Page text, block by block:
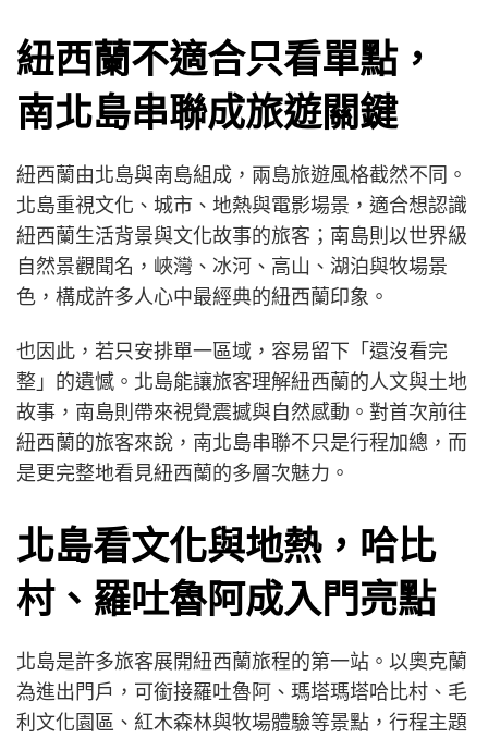
紐西蘭不適合只看單點，
南北島串聯成旅遊關鍵
紐西蘭由北島與南島組成，兩島旅遊風格截然不同。
北島重視文化、城市、地熱與電影場景，適合想認識
紐西蘭生活背景與文化故事的旅客；南島則以世界級
自然景觀聞名，峽灣、冰河、高山、湖泊與牧場景
色，構成許多人心中最經典的紐西蘭印象。
也因此，若只安排單一區域，容易留下「還沒看完
整」的遺憾。北島能讓旅客理解紐西蘭的人文與土地
故事，南島則帶來視覺震撼與自然感動。對首次前往
紐西蘭的旅客來說，南北島串聯不只是行程加總，而
是更完整地看見紐西蘭的多層次魅力。
北島看文化與地熱，哈比
村、羅吐魯阿成入門亮點
北島是許多旅客展開紐西蘭旅程的第一站。以奧克蘭
為進出門戶，可銜接羅吐魯阿、瑪塔瑪塔哈比村、毛
利文化園區、紅木森林與牧場體驗等景點，行程主題